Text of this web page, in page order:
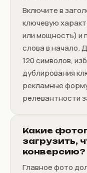
Включите в
ключевую
или мощность) и
слова в начало.
120 символов,
дублирования
рекламные
релевантности
Какие
загрузить,
конверсию?
Главное фото